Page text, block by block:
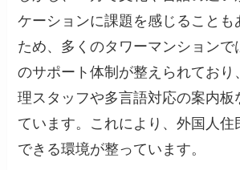
ケーションに課題を感じることも
ため、多くのタワーマンションで
のサポート体制が整えられており
理スタッフや多言語対応の案内板
ています。これにより、外国人住
できる環境が整っています。